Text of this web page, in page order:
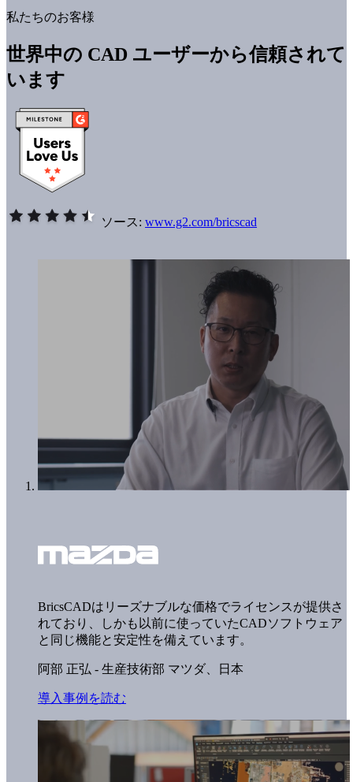
私たちのお客様
世界中の CAD ユーザーから信頼されて
います
ソース:www.g2.com/bricscad
BricsCADはリーズナブルな価格でライセンスが提供さ
れており、しかも以前に使っていたCADソフトウェア
と同じ機能と安定性を備えています。
阿部 正弘 - 生産技術部 マツダ、日本
導入事例を読む